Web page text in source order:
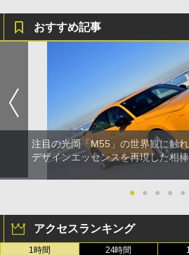
おすすめ記事
注目の光岡「M55」の世界観に触
デザインエッセンスを再現した相
● ● ● ● ●
アクセスランキング
1時間 24時間